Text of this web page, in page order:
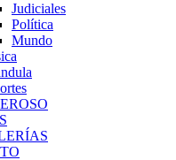
Judiciales
Política
Mundo